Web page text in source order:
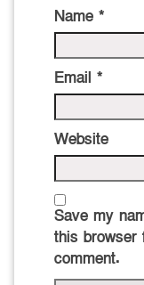
Name *
Email *
Website
Save my
this browser
comment.